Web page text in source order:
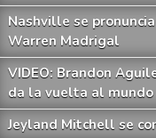
Nashville se
Warren Madrigal
VIDEO: Brandon
da la vuelta al mundo
Jeyland Mitchell se